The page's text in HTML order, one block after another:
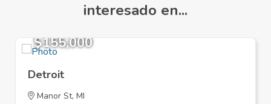
interesado en...
$155,000
Detroit
Manor St, MI